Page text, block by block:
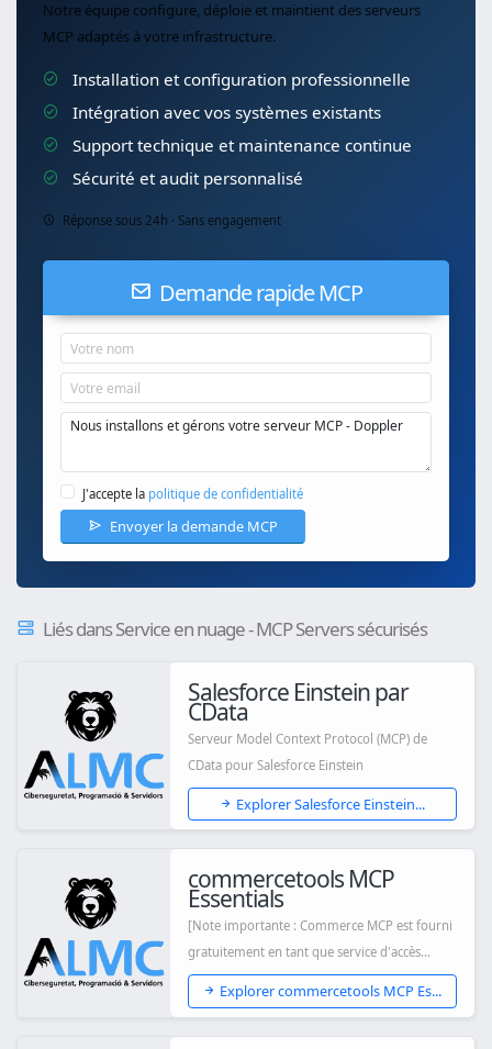
Notre équipe configure, déploie et maintient des serveurs
MCP adaptés à votre infrastructure.
Installation et configuration professionnelle
Intégration avec vos systèmes existants
Support technique et maintenance continue
Sécurité et audit personnalisé
Réponse sous 24h · Sans engagement
Demande rapide MCP
J'accepte la politique de confidentialité
Envoyer la demande MCP
Liés dans Service en nuage - MCP Servers sécurisés
Salesforce Einstein par
CData
Serveur Model Context Protocol (MCP) de
CData pour Salesforce Einstein
Explorer Salesforce Einstein...
commercetools MCP
Essentials
[Note importante : Commerce MCP est fourni
gratuitement en tant que service d'accès
antici...
Explorer commercetools MCP Es...